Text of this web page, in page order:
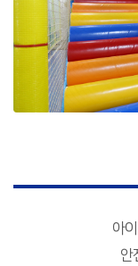
아
안